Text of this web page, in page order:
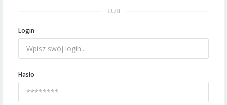
LUB
Login
Hasło